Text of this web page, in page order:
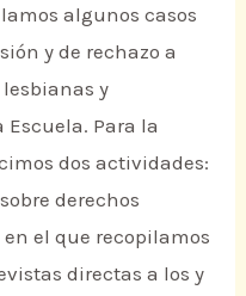
algunos casos
y de rechazo a
y
Para la
dos actividades:
derechos
en el que recopilamos
directas a los y